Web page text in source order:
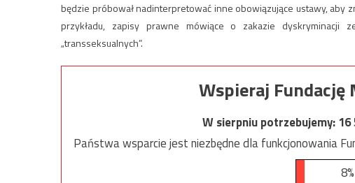
będzie próbował nadinterpretować inne obowiązujące ustawy, aby
przykładu, zapisy prawne mówiące o zakazie dyskryminacji
„transseksualnych”.
Wspieraj Fundację
W sierpniu potrzebujemy:16
Państwa wsparcie jest niezbędne dla funkcjonowania
8%